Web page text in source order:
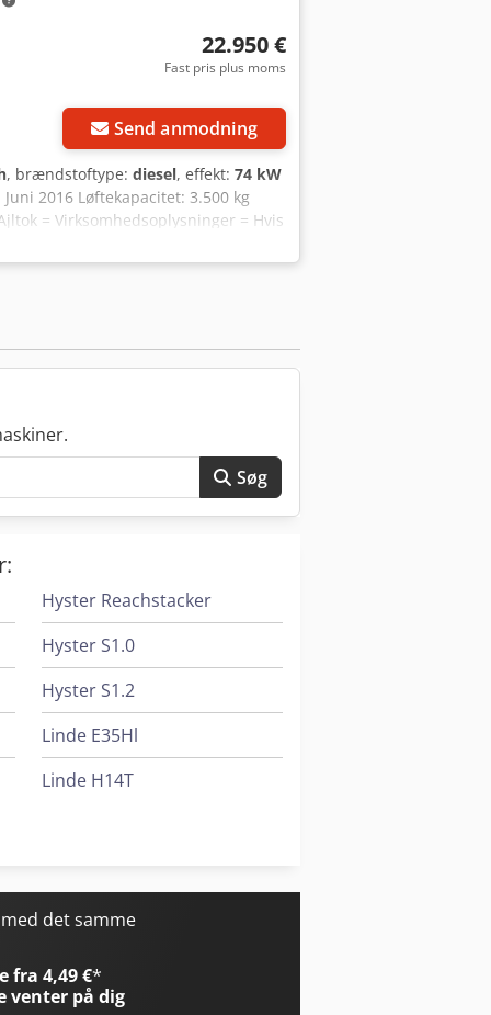
22.950 €
Fast pris plus moms
Send anmodning
, brændstoftype: diesel, effekt: 74 kW
2016 Løftekapacitet: 3.500 kg
= Virksomhedsoplysninger = Hvis
garanterer svar inden for 8 timer.
Kontortelefon: MOB:
på WhatsApp og Viber. MOB:
beløbet overføres til vores
Søg
Hyster Reachstacker
Hyster S1.0
Hyster S1.2
Linde E35Hl
Linde H14T
det samme
fra 4,49 €*
venter på dig